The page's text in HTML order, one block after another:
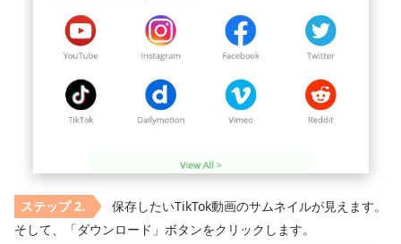
保存したいTikTok動画のサムネイルが見えます。
そして、「ダウンロード」ボタンをクリックします。